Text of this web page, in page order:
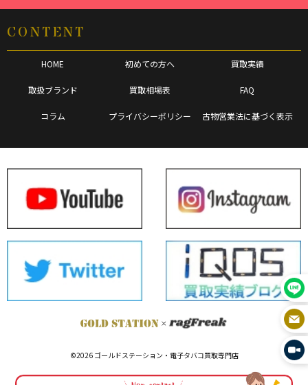
CONTENT
HOME 初めての方へ 買取実績
取扱ブランド 買取相場表 FAQ
コラム プライバシーポリシー 古物営業法に基づく表示
©2026 ゴールドステーション・電子タバコ買取専門店